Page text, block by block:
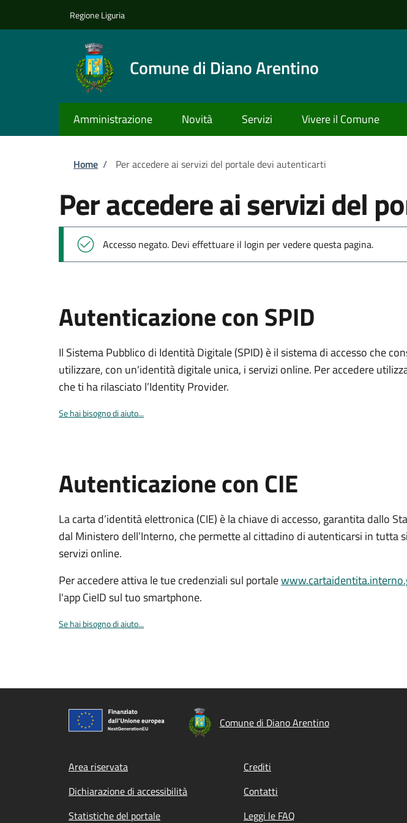
Regione Liguria
Comune di Diano Arentino
Amministrazione Novità Servizi Vivere il Comune
Briciole di pane
Home / Per accedere ai servizi del portale devi autenticarti
Per accedere ai servizi del
Messaggio di stato
Accesso negato. Devi effettuare il login per vedere questa pagina.
Autenticazione con SPID
Il Sistema Pubblico di Identità Digitale (SPID) è il sistema di accesso che
utilizzare, con un'identità digitale unica, i servizi online. Per accedere
che ti ha rilasciato l’Identity Provider.
Se hai bisogno di aiuto...
Autenticazione con CIE
La carta d’identità elettronica (CIE) è la chiave di accesso, garantita dallo
dal Ministero dell’Interno, che permette al cittadino di autenticarsi in tutta
servizi online.
Per accedere attiva le tue credenziali sul portale
l'app CieID sul tuo smartphone.
Se hai bisogno di aiuto...
Comune di Diano Arentino
Footer menu
Area riservata Crediti
Dichiarazione di accessibilità
Contatti
Statistiche del portale
Leggi le FAQ